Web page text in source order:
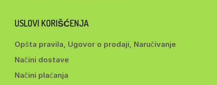
USLOVI KORIŠĆENJA
Opšta pravila, Ugovor o prodaji, Naručivanje
Načini dostave
Načini plaćanja